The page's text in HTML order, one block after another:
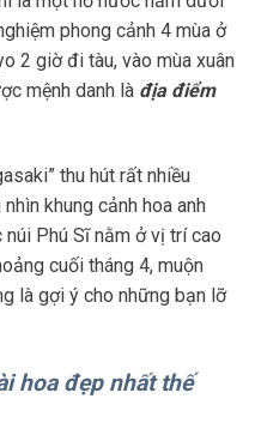
phong cảnh 4 mùa ở
2 giờ đi tàu, vào mùa xuân
mệnh danh là địa điểm
thu hút rất nhiều
khung cảnh hoa anh
Phú Sĩ nằm ở vị trí cao
cuối tháng 4, muộn
là gợi ý cho những bạn lỡ
hoa đẹp nhất thế